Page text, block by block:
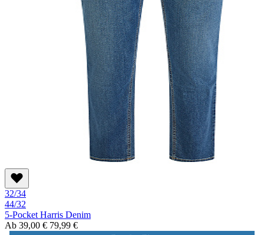
32/34
44/32
5-Pocket Harris Denim
Ab 39,00 € 79,99 €